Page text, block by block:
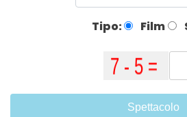
Tipo: Film
Spettacolo